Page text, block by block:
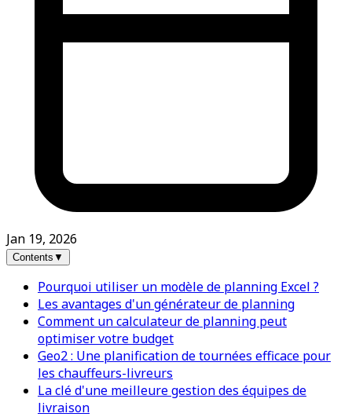
Jan 19, 2026
Contents ▼
Pourquoi utiliser un modèle de planning Excel ?
Les avantages d'un générateur de planning
Comment un calculateur de planning peut
optimiser votre budget
Geo2 : Une planification de tournées efficace pour
les chauffeurs-livreurs
La clé d'une meilleure gestion des équipes de
livraison